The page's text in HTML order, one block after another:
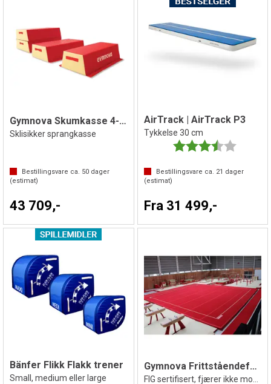
Gymnova Skumkasse 4-delt
Sklisikker sprangkasse
Bestillingsvare ca. 50 dager
(estimat)
43 709,-
AirTrack | AirTrack P3
Tykkelse 30 cm
Karakter:
Bestillingsvare ca. 21 dager
(estimat)
Fra 31 499,-
Bänfer Flikk Flakk trener
Small, medium eller large
Gymnova Frittståendefelt 14x14